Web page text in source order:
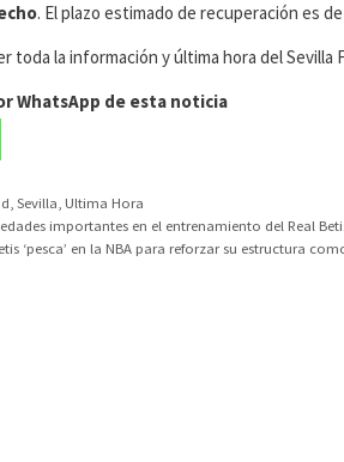
. El plazo estimado de recuperación es de
toda la información y última hora del
WhatsApp de esta noticia
Sevilla Ultima Hora
importantes en el entrenamiento del Real
‘pesca’ en la NBA para reforzar su estructura